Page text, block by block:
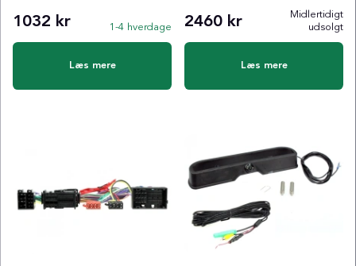
1032 kr 1-4 hverdage
Læs mere
2460 kr
Midlertidigt
udsolgt
Læs mere